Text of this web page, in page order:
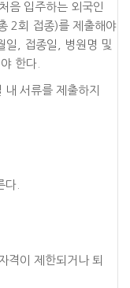
음 입주하는 외국인
2회 접종)를 제출해야
일, 접종일, 병원명 및
한다.
서류를 제출하지
다.
격이 제한되거나 퇴